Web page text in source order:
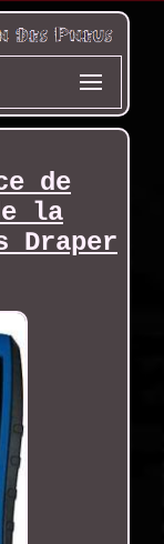
de
la
Draper